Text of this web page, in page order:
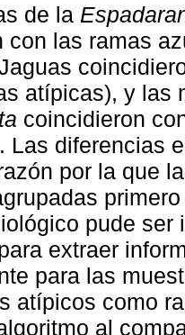
de la
con las ramas
atípicas), y las
coincidieron
Las diferencias
por la que
pude
extraer
para las
atípicos como
al